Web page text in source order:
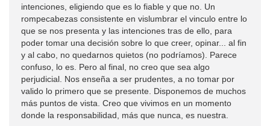
intenciones, eligiendo que es lo fiable y que no. Un
rompecabezas consistente en vislumbrar el vinculo entre lo
que se nos presenta y las intenciones tras de ello, para
poder tomar una decisión sobre lo que creer, opinar... al fin
y al cabo, no quedarnos quietos (no podríamos). Parece
confuso, lo es. Pero al final, no creo que sea algo
perjudicial. Nos enseña a ser prudentes, a no tomar por
valido lo primero que se presente. Disponemos de muchos
más puntos de vista. Creo que vivimos en un momento
donde la responsabilidad, más que nunca, es nuestra.